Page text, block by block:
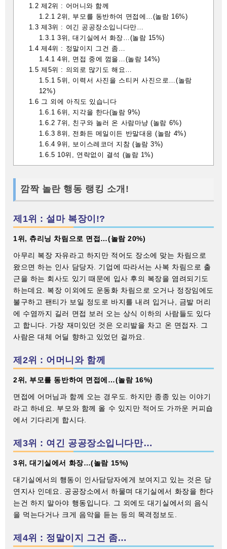
1.2 제2위 : 어머니와 함께
1.2.1 2위, 부모를 동반하여 면접에…(놀람 16%)
1.3 제3위 : 여긴 공공장소입니다만…
1.3.1 3위, 대기실에서 화장…(놀람 15%)
1.4 제4위 : 정말이지 그건 좀…
1.4.1 4위, 면접 중에 껌을…(놀람 14%)
1.5 제5위 : 의외로 많기도 해요…
1.5.1 5위, 이력서 사진을 스티커 사진으로…(놀람
12%)
1.6 그 외에 아직도 있습니다
1.6.1 6위, 지각을 한다(놀람 9%)
1.6.2 7위, 친구와 놀러 온 사람마냥 (놀람 6%)
1.6.3 8위, 전화든 메일이든 반말대응 (놀람 4%)
1.6.4 9위, 보이스레코더 지참 (놀람 3%)
1.6.5 10위, 연락없이 결석 (놀람 1%)
깜짝 놀란 행동 랭킹 소개!
제1위 : 설마 복장이!?
1위, 츄리닝 차림으로 면접…(놀람 20%)
아무리 복장 자유라고 하지만 적어도 장소에 맞는 차림으로
왔으면 하는 인사 담당자. 기업에 따라서는 사복 차림으로 출
근을 하는 회사도 있기 때문에 입사 후의 복장을 염려되기도
하는데요. 복장 이외에도 운동화 차림으로 오거나 정장임에도
불구하고 팬티가 보일 정도로 바지를 내려 입거나, 금발 머리
에 수염까지 길러 면접 보러 오는 상식 이하의 사람들도 있다
고 합니다. 가장 재미있던 것은 오리발을 차고 온 면접자. 그
사람은 대체 어딜 향하고 있었던 걸까요.
제2위 : 어머니와 함께
2위, 부모를 동반하여 면접에…(놀람 16%)
면접에 어머님과 함께 오는 경우도. 하지만 종종 있는 이야기
라고 하네요. 부모와 함께 올 수 있지만 적어도 가까운 커피숍
에서 기다리게 합시다.
제3위 : 여긴 공공장소입니다만…
3위, 대기실에서 화장…(놀람 15%)
대기실에서의 행동이 인사담당자에게 보여지고 있는 것은 당
연지사 인데요. 공공장소에서 하물며 대기실에서 화장을 한다
는건 하지 말아야 행동입니다. 그 외에도 대기실에서의 음식
을 먹는다거나 크게 음악을 듣는 등의 목격정보도.
제4위 : 정말이지 그건 좀…